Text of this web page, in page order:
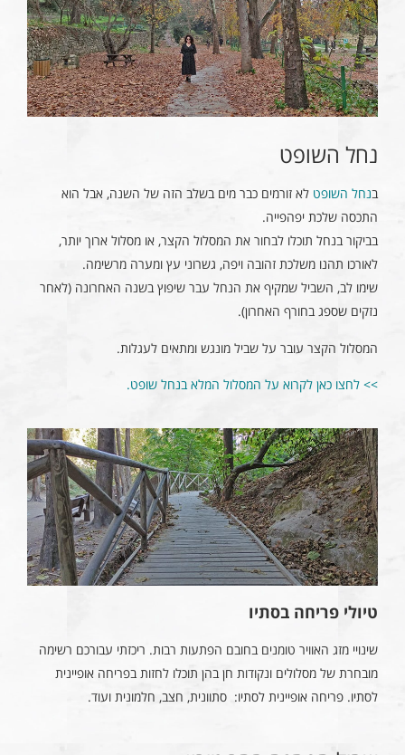
נחל השופט
בנחל השופט לא זורמים כבר מים בשלב הזה של השנה, אבל הוא
התכסה שלכת יפהפייה.
בביקור בנחל תוכלו לבחור את המסלול הקצר, או מסלול ארוך יותר,
לאורכו תהנו משלכת זהובה ויפה, גשרוני עץ ומערה מרשימה.
שימו לב, השביל שמקיף את הנחל עבר שיפוץ בשנה האחרונה (לאחר
נזקים שספג בחורף האחרון).
המסלול הקצר עובר על שביל מונגש ומתאים לעגלות.
>> לחצו כאן לקרוא על המסלול המלא בנחל שופט.
טיולי פריחה בסתיו
שינויי מזג האוויר טומנים בחובם הפתעות רבות. ריכזתי עבורכם רשימה
מובחרת של מסלולים ונקודות חן בהן תוכלו לחזות בפריחה אופיינית
לסתיו. פריחה אופיינית לסתיו: סתוונית, חצב, חלמונית ועוד.